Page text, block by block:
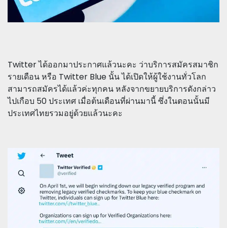
Twitter ได้ออกมาประกาศแล้วนะคะ ว่าบริการสมัครสมาชิก
รายเดือน หรือ Twitter Blue นั้น ได้เปิดให้ผู้ใช้งานทั่วโลก
สามารถสมัครได้แล้วค่ะทุกคน หลังจากขยายบริการดังกล่าว
ไปเกือบ 50 ประเทศ เมื่อต้นเดือนที่ผ่านมานี้ ซึ่งในตอนนั้นมี
ประเทศไทยรวมอยู่ด้วยแล้วนะคะ